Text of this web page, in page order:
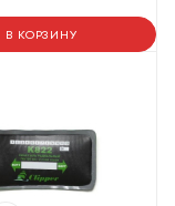
В КОРЗИНУ